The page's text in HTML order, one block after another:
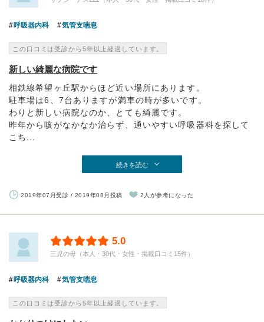
呼吸器内科 気管支喘息
この口コミは受診から5年以上経過しています。
新しい綺麗な病院です
相鉄線希望ヶ丘駅からほど近い場所にあります。
駐車場は6、7台ありますが満車の時が多いです。
わりと新しい病院なのか、とても綺麗です。
昨年から咳がなかなか治らず、通いやすい呼吸器科を探して
こち...
続きを読む
2019年07月受診 / 2019年08月投稿 2人が参考になった
5.0
三児の母（本人・30代・女性・掲載口コミ15件）
呼吸器内科 気管支喘息
この口コミは受診から5年以上経過しています。